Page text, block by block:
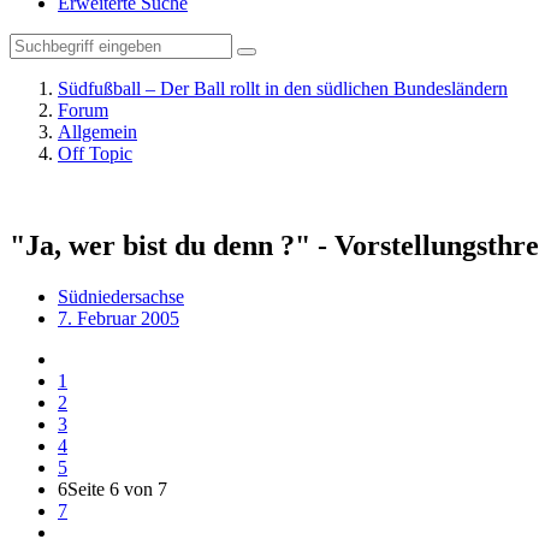
Südfußball – Der Ball rollt in den südlichen Bundesländern
Forum
Allgemein
Off Topic
"Ja, wer bist du denn ?" -
Südniedersachse
7. Februar 2005
1
2
3
4
5
6Seite 6 von 7
7